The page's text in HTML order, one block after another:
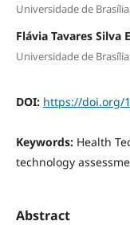
Universidade de
Flávia Tavares Silva
Universidade de
DOI: https://doi.org/
Keywords: Health
technology
Abstract